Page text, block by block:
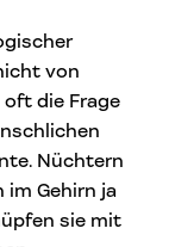
von
oft die Frage
Nüchtern
im Gehirn ja
sie mit